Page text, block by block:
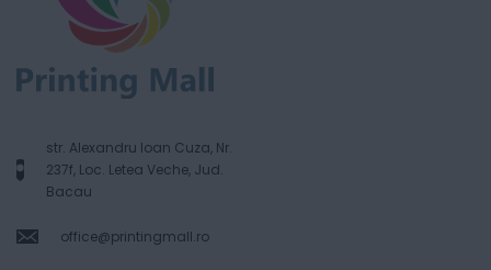
str. Alexandru Ioan Cuza, Nr.
237f, Loc. Letea Veche, Jud.
Bacau
office@printingmall.ro